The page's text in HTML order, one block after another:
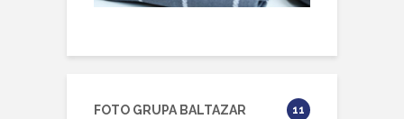
FOTO GRUPA BALTAZAR 11